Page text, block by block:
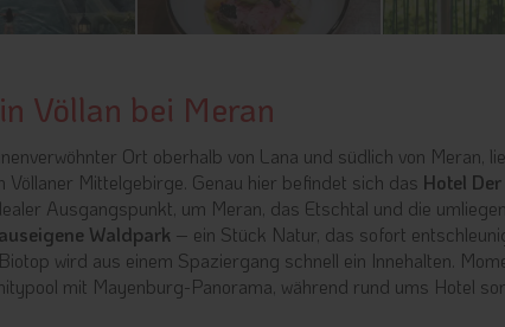
Völlan bei Meran
Ort oberhalb von Lana und südlich von Meran,
Völlaner Mittelgebirge. Genau hier befindet sich das Hotel
Ausgangspunkt, um Meran, das Etschtal und die
Waldpark – ein Stück Natur, das sofort
wird aus einem Spaziergang schnell ein Innehalten.
mit Mayenburg-Panorama, während rund ums Hotel